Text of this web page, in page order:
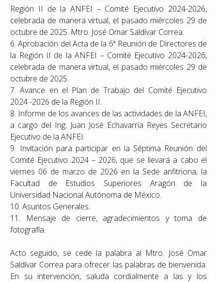
Región II de la ANFEI – Comité Ejecutivo 2024-2026,
celebrada de manera virtual, el pasado miércoles 29 de
octubre de 2025. Mtro. José Omar Saldívar Correa.
6. Aprobación del Acta de la 6ª Reunión de Directores de
la Región II de la ANFEI – Comité Ejecutivo 2024-2026,
celebrada de manera virtual, el pasado miércoles 29 de
octubre de 2025.
7. Avance en el Plan de Trabajo del Comité Ejecutivo
2024 -2026 de la Región II.
8. Informe de los avances de las actividades de la ANFEI,
a cargo del Ing. Juan José Echavarría Reyes Secretario
Ejecutivo de la ANFEI.
9. Invitación para participar en la Séptima Reunión del
Comité Ejecutivo 2024 – 2026, que se llevará a cabo el
viernes 06 de marzo de 2026 en la Sede anfitriona, la
Facultad de Estudios Superiores Aragón de la
Universidad Nacional Autónoma de México.
10. Asuntos Generales.
11. Mensaje de cierre, agradecimientos y toma de
fotografía.
Acto seguido, se cede la palabra al Mtro. José Omar
Saldívar Correa para ofrecer las palabras de bienvenida.
En su intervención, saluda cordialmente a las y los